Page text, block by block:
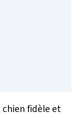
fidèle et